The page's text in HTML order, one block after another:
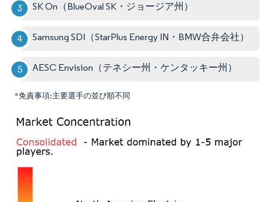
SK On（BlueOval SK・ジョージア州）
Samsung SDI（StarPlus Energy IN・BMW合弁会社）
AESC Envision（テネシー州・ケンタッキー州）
*免責事項:主要選手の並び順不同